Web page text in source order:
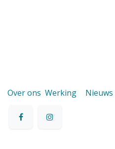
Over ons Werking Nieuws